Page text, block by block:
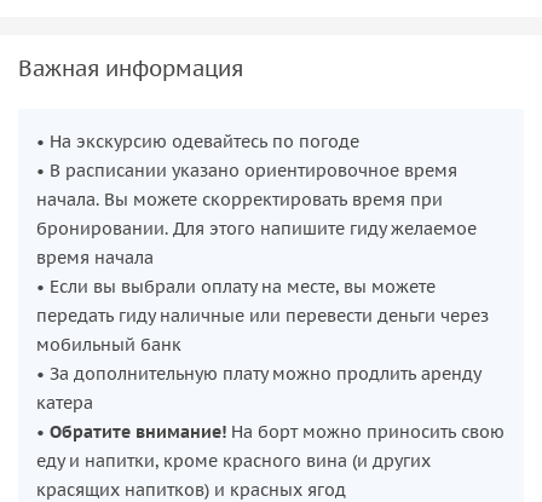
Важная информация
• На экскурсию одевайтесь по погоде
• В расписании указано ориентировочное время
начала. Вы можете скорректировать время при
бронировании. Для этого напишите гиду желаемое
время начала
• Если вы выбрали оплату на месте, вы можете
передать гиду наличные или перевести деньги через
мобильный банк
• За дополнительную плату можно продлить аренду
катера
• Обратите внимание! На борт можно приносить свою
еду и напитки, кроме красного вина (и других
красящих напитков) и красных ягод